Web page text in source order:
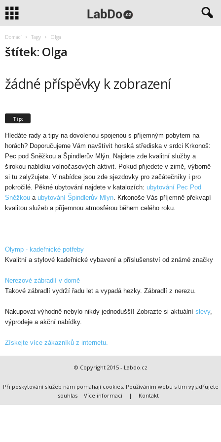
Domácí Tagy Olga
štítek: Olga
žádné příspěvky k zobrazení
Tip:
Hledáte rady a tipy na dovolenou spojenou s příjemným pobytem na
horách? Doporučujeme Vám navštívit horská střediska v srdci Krkonoš:
Pec pod Sněžkou a Špindlerův Mlýn. Najdete zde kvalitní služby a
širokou nabídku volnočasových aktivit. Pokud přijedete v zimě, výborně
si tu zalyžujete. V nabídce jsou zde sjezdovky pro začátečníky i pro
pokročilé. Pěkné ubytování najdete v katalozích: ubytování Pec Pod
Sněžkou a ubytování Špindlerův Mlyn . Krkonoše Vás příjemně překvapí
kvalitou služeb a příjemnou atmosférou během celého roku.
Olymp - kadeřnické potřeby
Kvalitní a stylové kadeřnické vybavení a příslušenství od známé značky
Nerezové zábradlí v domě
Takové zábradlí vydrží řadu let a vypadá hezky. Zábradlí z nerezu.
Nakupovat výhodně nebylo nikdy jednodušší! Zobrazte si aktuální slevy,
výprodeje a akční nabídky.
Získejte více zákazníků z internetu.
© Copyright 2015 - Labdo.cz
Při poskytování služeb nám pomáhají cookies. Používáním webu s tím vyjadřujete
souhlas
Více informací | Kontakt